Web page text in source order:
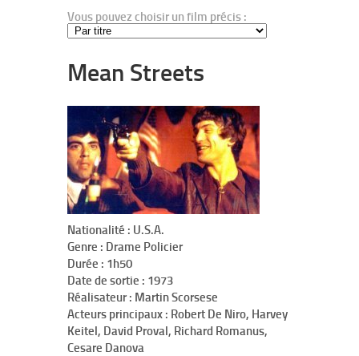
Vous pouvez choisir un film précis :
Mean Streets
Nationalité : U.S.A.
Genre : Drame Policier
Durée : 1h50
Date de sortie : 1973
Réalisateur : Martin Scorsese
Acteurs principaux : Robert De Niro, Harvey
Keitel, David Proval, Richard Romanus,
Cesare Danova